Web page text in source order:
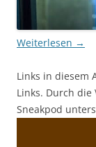
Weiterlesen →
Links in diesem
Links. Durch
Sneakpod